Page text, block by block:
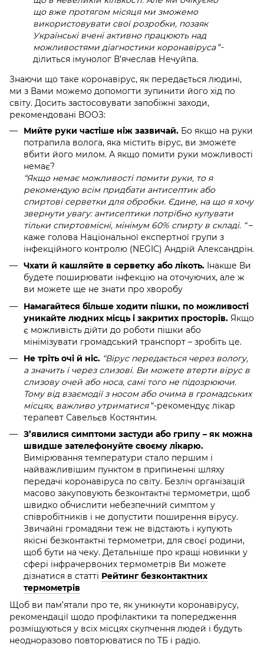
що вже протягом місяця ми зможемо
використовувати свої розробки, позаяк
Українські вчені активно працюють над
можливостями діагностики коронавіруса“-
ділиться імунолог В’ячеслав Нечуйпа.
Знаючи що таке коронавірус, як передається людині,
ми з Вами можемо допомогти зупинити його хід по
світу. Досить застосовувати запобіжні заходи,
рекомендовані ВООЗ:
Мийте руки частіше ніж зазвичай. Бо якщо на руки
потрапила волога, яка містить вірус, ви зможете
вбити його милом. А якщо помити руки можливості
немає?
“Якщо немає можливості помити руки, то я
рекомендую всім придбати антисептик або
спиртові серветки для обробки. Єдине, на що я хочу
звернути увагу: антисептики потрібно купувати
тільки спиртовмісні, мінімум 60% спирту в складі. “–
каже голова Національної експертної групи з
інфекційного контролю (NEGIC) Андрій Александрін.
Чхати й кашляйте в серветку або лікоть. Інакше Ви
будете поширювати інфекцію на оточуючих, але ж
ви можете ще не знати про хворобу
Намагайтеся більше ходити пішки, по можливості
уникайте людних місць і закритих просторів. Якщо
є можливість дійти до роботи пішки або
мінімізувати громадський транспорт – зробіть це.
Не тріть очі й ніс. “Вірус передається через вологу,
а значить і через слизові. Ви можете втерти вірус в
слизову очей або носа, самі того не підозрюючи.
Тому від взаємодії з носом або очима в громадських
місцях, важливо утриматися“-рекомендує лікар
терапевт Савельєв Костянтин.
З’явилися симптоми застуди або грипу – як можна
швидше зателефонуйте своєму лікарю.
Вимірювання температури стало першим і
найважливішим пунктом в припиненні шляху
передачі коронавіруса по світу. Безліч організацій
масово закуповують безконтактні термометри, щоб
швидко обчислити небезпечний симптом у
співробітників і не допустити поширення вірусу.
Звичайні громадяни теж не відстають і купують
якісні безконтактні термометри, для своєї родини,
щоб бути на чеку. Детальніше про кращі новинки у
сфері інфрачервоних термометрів Ви можете
дізнатися в статті Рейтинг безконтактних
термометрів
Щоб ви пам’ятали про те, як уникнути коронавірусу,
рекомендації щодо профілактики та попередження
розміщуються у всіх місцях скупчення людей і будуть
неодноразово повторюватися по ТБ і радіо.